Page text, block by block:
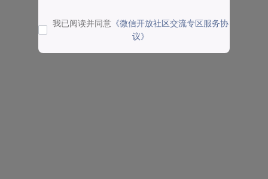
我已阅读并同意 《微信开放社区交流专区服务协
议》